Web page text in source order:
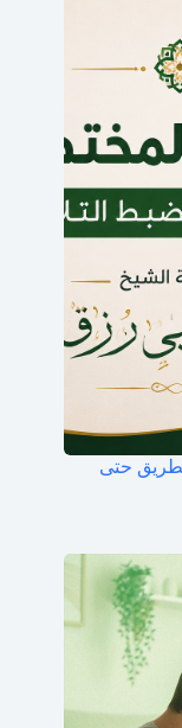
حتى